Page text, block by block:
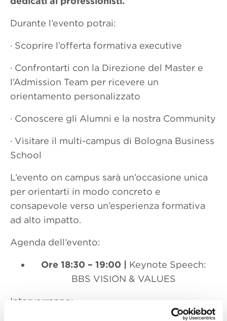
Durante l’evento potrai:
· Scoprire l’offerta formativa executive
· Confrontarti con la Direzione del Master e
l’Admission Team per ricevere un
orientamento personalizzato
· Conoscere gli Alumni e la nostra Community
· Visitare il multi-campus di Bologna Business
School
L’evento on campus sarà un’occasione unica
per orientarti in modo concreto e
consapevole verso un’esperienza formativa
ad alto impatto.
Agenda dell’evento:
Ore 18:30 – 19:00 | Keynote Speech:
BBS VISION & VALUES
Interverranno:
Alfredo Montanari, Former Managing Director